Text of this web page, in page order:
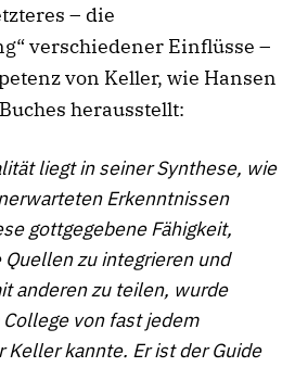
– die
verschiedener Einflüsse –
von Keller, wie Hansen
herausstellt:
liegt in seiner Synthese, wie
Erkenntnissen
gottgegebene Fähigkeit,
zu integrieren und
anderen zu teilen, wurde
von fast jedem
Keller kannte. Er ist der Guide